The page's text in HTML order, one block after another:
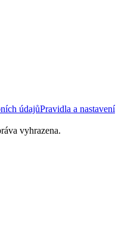
údajůPravidla a nastavení
vyhrazena.